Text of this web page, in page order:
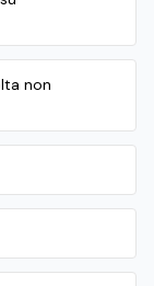
non